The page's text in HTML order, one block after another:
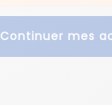
Continuer mes